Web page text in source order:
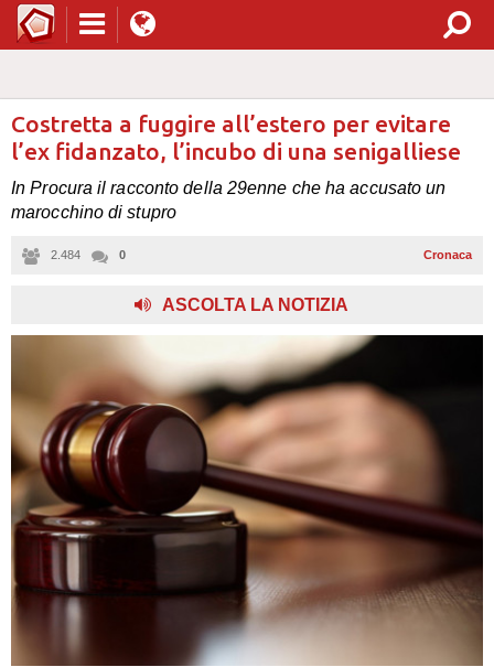
Costretta a fuggire all’estero per evitare
l’ex fidanzato, l’incubo di una senigalliese
In Procura il racconto della 29enne che ha accusato un
marocchino di stupro
2.484 0 Cronaca
ASCOLTA LA NOTIZIA